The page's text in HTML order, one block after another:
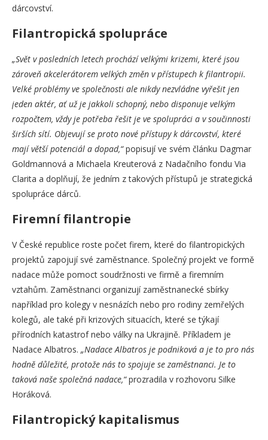
dárcovství.
Filantropická spolupráce
„Svět v posledních letech prochází velkými krizemi, které jsou
zároveň akcelerátorem velkých změn v přístupech k filantropii.
Velké problémy ve společnosti ale nikdy nezvládne vyřešit jen
jeden aktér, ať už je jakkoli schopný, nebo disponuje velkým
rozpočtem, vždy je potřeba řešit je ve spolupráci a v součinnosti
širších sítí. Objevují se proto nové přístupy k dárcovství, které
mají větší potenciál a dopad,“popisují ve svém článku Dagmar
Goldmannová a Michaela Kreuterová z Nadačního fondu Via
Clarita a doplňují, že jedním z takových přístupů je strategická
spolupráce dárců.
Firemní filantropie
V České republice roste počet firem, které do filantropických
projektů zapojují své zaměstnance. Společný projekt ve formě
nadace může pomoct soudržnosti ve firmě a firemním
vztahům. Zaměstnanci organizují zaměstnanecké sbírky
například pro kolegy v nesnázích nebo pro rodiny zemřelých
kolegů, ale také při krizových situacích, které se týkají
přírodních katastrof nebo války na Ukrajině. Příkladem je
Nadace Albatros. „Nadace Albatros je podniková a je to pro nás
hodně důležité, protože nás to spojuje se zaměstnanci. Je to
taková naše společná nadace,“ prozradila v rozhovoru Silke
Horáková.
Filantropický kapitalismus